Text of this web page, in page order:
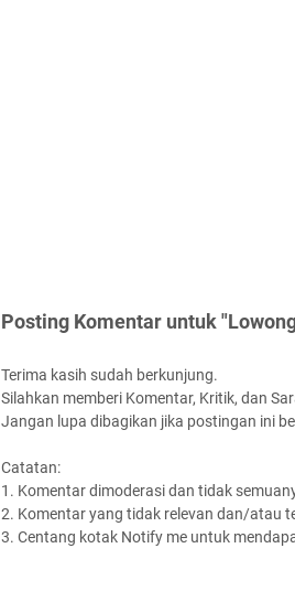
Posting Komentar untuk
Terima kasih sudah berkunjung.
Silahkan memberi Komentar, Kritik, dan
Jangan lupa dibagikan jika postingan ini
Catatan:
1. Komentar dimoderasi dan tidak
2. Komentar yang tidak relevan dan/atau
3. Centang kotak Notify me untuk